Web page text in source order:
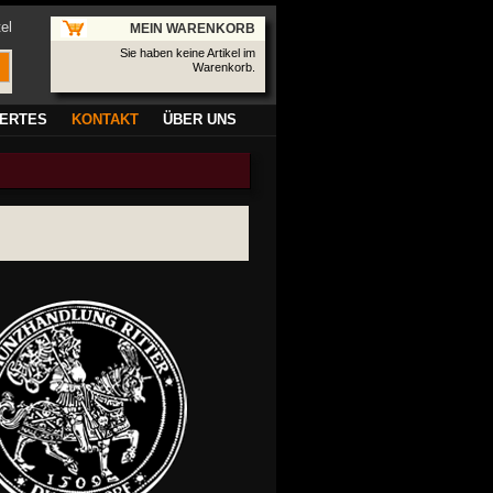
MEIN WARENKORB
Sie haben keine Artikel im
Warenkorb.
KONTAKT ÜBER UNS